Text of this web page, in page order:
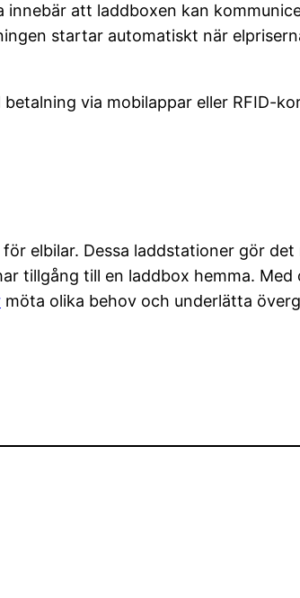
att laddboxen kan
startar automatiskt när
via mobilappar eller RFID-
elbilar. Dessa laddstationer gör
tillgång till en laddbox hemma. Med
möta olika behov och underlätta